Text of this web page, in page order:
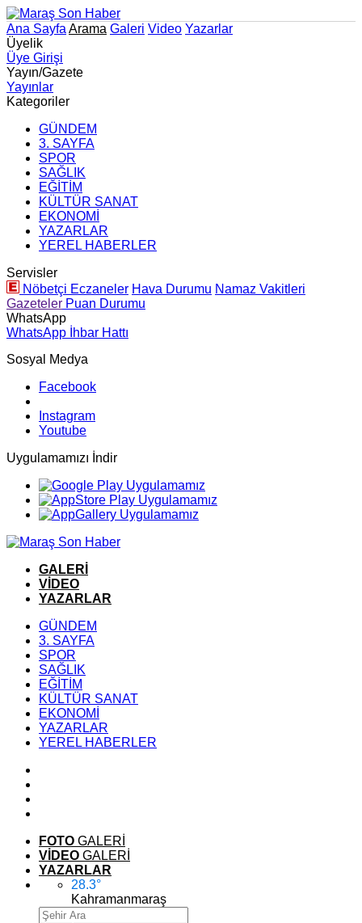
Ana Sayfa Arama Galeri Video Yazarlar
Üyelik
Üye Girişi
Yayın/Gazete
Yayınlar
Kategoriler
GÜNDEM
3. SAYFA
SPOR
SAĞLIK
EĞİTİM
KÜLTÜR SANAT
EKONOMİ
YAZARLAR
YEREL HABERLER
Servisler
Nöbetçi Eczaneler Hava Durumu Namaz Vakitleri
Gazeteler Puan Durumu
WhatsApp
WhatsApp İhbar Hattı
Sosyal Medya
Facebook
Instagram
Youtube
Uygulamamızı İndir
GALERİ
VİDEO
YAZARLAR
GÜNDEM
3. SAYFA
SPOR
SAĞLIK
EĞİTİM
KÜLTÜR SANAT
EKONOMİ
YAZARLAR
YEREL HABERLER
FOTO GALERİ
VİDEO GALERİ
YAZARLAR
28.3°
Kahramanmaraş